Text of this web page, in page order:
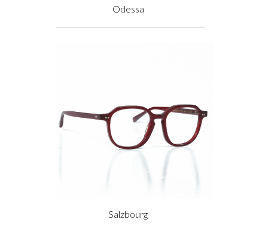
Odessa
Prix
Salzbourg